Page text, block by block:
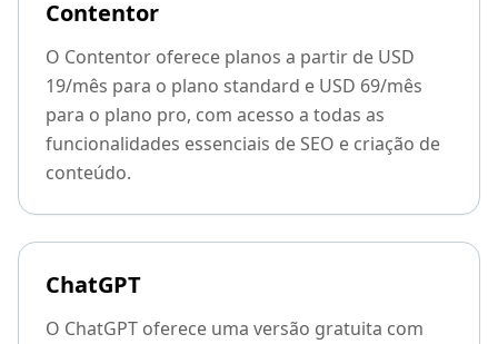
Contentor
O Contentor oferece planos a partir de USD
19/mês para o plano standard e USD 69/mês
para o plano pro, com acesso a todas as
funcionalidades essenciais de SEO e criação de
conteúdo.
ChatGPT
O ChatGPT oferece uma versão gratuita com